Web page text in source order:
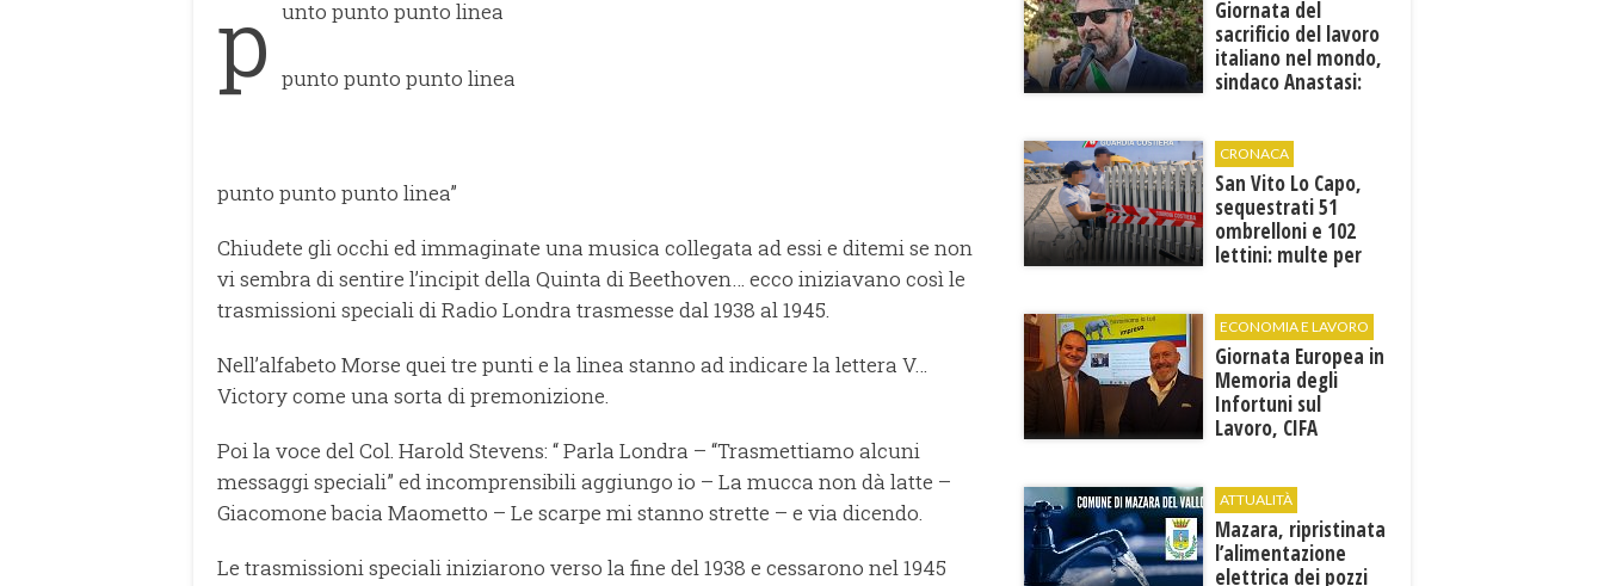
p unto punto punto linea
punto punto punto linea
punto punto punto linea”
Chiudete gli occhi ed immaginate una musica collegata ad essi e ditemi se non
vi sembra di sentire l’incipit della Quinta di Beethoven… ecco iniziavano così le
trasmissioni speciali di Radio Londra trasmesse dal 1938 al 1945.
Nell’alfabeto Morse quei tre punti e la linea stanno ad indicare la lettera V…
Victory come una sorta di premonizione.
Poi la voce del Col. Harold Stevens: “ Parla Londra – “Trasmettiamo alcuni
messaggi speciali” ed incomprensibili aggiungo io – La mucca non dà latte –
Giacomone bacia Maometto – Le scarpe mi stanno strette – e via dicendo.
Le trasmissioni speciali iniziarono verso la fine del 1938 e cessarono nel 1945
Giornata del
sacrificio del lavoro
italiano nel mondo,
sindaco Anastasi:
presente”
CRONACA
San Vito Lo Capo,
sequestrati 51
ombrelloni e 102
lettini: multe per
ECONOMIA E LAVORO
Giornata Europea in
Memoria degli
Infortuni sul
Lavoro, CIFA
tradursi in
prevenzione”
ATTUALITÀ
Mazara, ripristinata
l’alimentazione
elettrica dei pozzi